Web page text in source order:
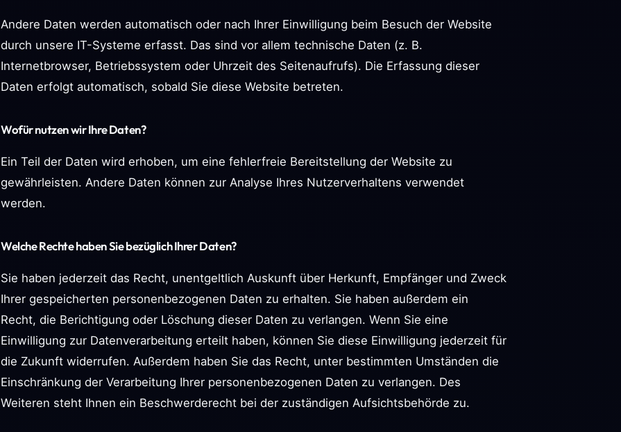
Andere Daten werden automatisch oder nach Ihrer Einwilligung beim Besuch der Website
durch unsere IT-Systeme erfasst. Das sind vor allem technische Daten (z. B.
Internetbrowser, Betriebssystem oder Uhrzeit des Seitenaufrufs). Die Erfassung dieser
Daten erfolgt automatisch, sobald Sie diese Website betreten.
Wofür nutzen wir Ihre Daten?
Ein Teil der Daten wird erhoben, um eine fehlerfreie Bereitstellung der Website zu
gewährleisten. Andere Daten können zur Analyse Ihres Nutzerverhaltens verwendet
werden.
Welche Rechte haben Sie bezüglich Ihrer Daten?
Sie haben jederzeit das Recht, unentgeltlich Auskunft über Herkunft, Empfänger und Zweck
Ihrer gespeicherten personenbezogenen Daten zu erhalten. Sie haben außerdem ein
Recht, die Berichtigung oder Löschung dieser Daten zu verlangen. Wenn Sie eine
Einwilligung zur Datenverarbeitung erteilt haben, können Sie diese Einwilligung jederzeit für
die Zukunft widerrufen. Außerdem haben Sie das Recht, unter bestimmten Umständen die
Einschränkung der Verarbeitung Ihrer personenbezogenen Daten zu verlangen. Des
Weiteren steht Ihnen ein Beschwerderecht bei der zuständigen Aufsichtsbehörde zu.